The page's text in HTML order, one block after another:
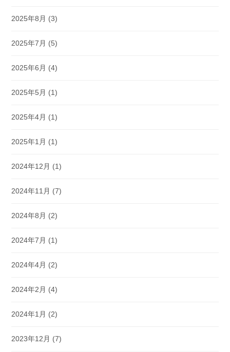
2025年8月 (3)
2025年7月 (5)
2025年6月 (4)
2025年5月 (1)
2025年4月 (1)
2025年1月 (1)
2024年12月 (1)
2024年11月 (7)
2024年8月 (2)
2024年7月 (1)
2024年4月 (2)
2024年2月 (4)
2024年1月 (2)
2023年12月 (7)